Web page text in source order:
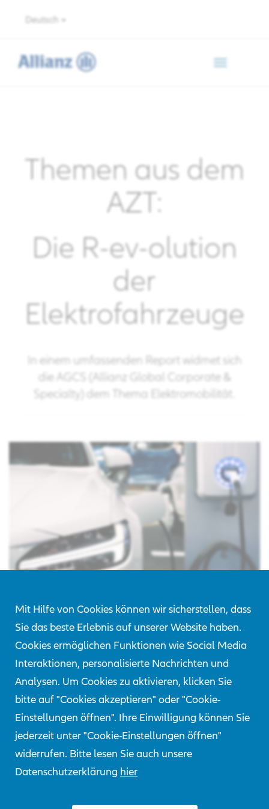
Mit Hilfe von Cookies können wir sicherstellen, dass
Sie das beste Erlebnis auf unserer Website haben.
Cookies ermöglichen Funktionen wie Social Media
Interaktionen, personalisierte Nachrichten und
Analysen. Um Cookies zu aktivieren, klicken Sie
bitte auf "Cookies akzeptieren" oder "Cookie-
Einstellungen öffnen". Ihre Einwilligung können Sie
jederzeit unter "Cookie-Einstellungen öffnen"
widerrufen. Bitte lesen Sie auch unsere
Datenschutzerklärung hier
Deutsch
Themen aus dem
AZT:
Die R-ev-olution
der
Elektrofahrzeuge
In einem umfassenden Report widmet sich
die AGCS (Allianz Global Corporate &
Specialty) dem Thema Elektromobilität.
Quelle: AGCS
Juni 2020
Ein Mobilitätstrend ist die zunehmende
Elektrifizierung und die sich daraus ergebenden